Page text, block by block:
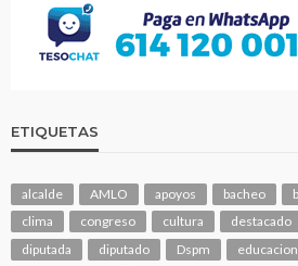
ETIQUETAS
alcalde AMLO apoyos bacheo
clima
congreso cultura destacado
diputada
diputado Dspm educacion